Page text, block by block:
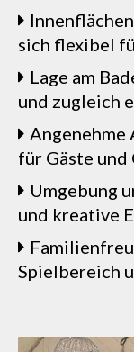
sich flexibel
Lage am
und zugleich
Angenehme
für Gäste
Umgebung
und kreative
Spielbereich